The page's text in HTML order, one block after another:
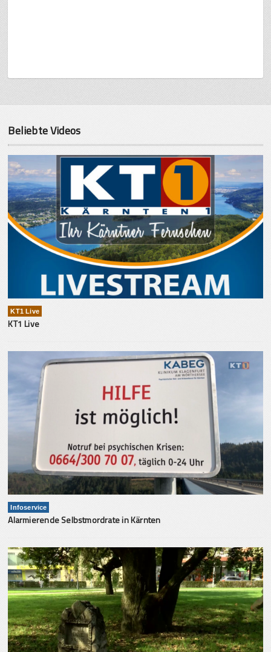
Beliebte Videos
KT1 Live
KT1 Live
Infoservice
Alarmierende Selbstmordrate in Kärnten